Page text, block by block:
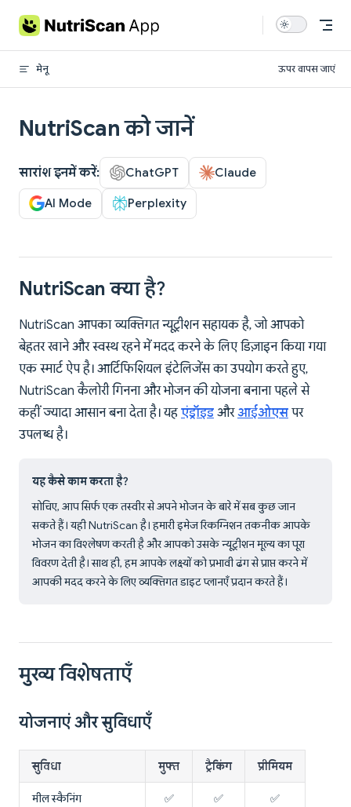
Skip to content
मेनू ऊपर वापस जाएं
NutriScan को जानें
सारांश इनमें करें: ChatGPT Claude
AI Mode Perplexity
NutriScan क्या है?
NutriScan आपका व्यक्तिगत न्यूट्रीशन सहायक है, जो आपको
बेहतर खाने और स्वस्थ रहने में मदद करने के लिए डिज़ाइन किया गया
एक स्मार्ट ऐप है। आर्टिफिशियल इंटेलिजेंस का उपयोग करते हुए,
NutriScan कैलोरी गिनना और भोजन की योजना बनाना पहले से
कहीं ज्यादा आसान बना देता है। यह एंड्रॉइड औरआईओएस पर
उपलब्ध है।
यह कैसे काम करता है?
सोचिए, आप सिर्फ एक तस्वीर से अपने भोजन के बारे में सब कुछ जान
सकते हैं। यही NutriScan है। हमारी इमेज रिकग्निशन तकनीक आपके
भोजन का विश्लेषण करती है और आपको उसके न्यूट्रीशन मूल्य का पूरा
विवरण देती है। साथ ही, हम आपके लक्ष्यों को प्रभावी ढंग से प्राप्त करने में
आपकी मदद करने के लिए व्यक्तिगत डाइट प्लानएँ प्रदान करते हैं।
मुख्य विशेषताएँ
योजनाएं और सुविधाएँ
सुविधा मुफ्त ट्रैकिंग प्रीमियम
मील स्कैनिंग ✅ ✅ ✅